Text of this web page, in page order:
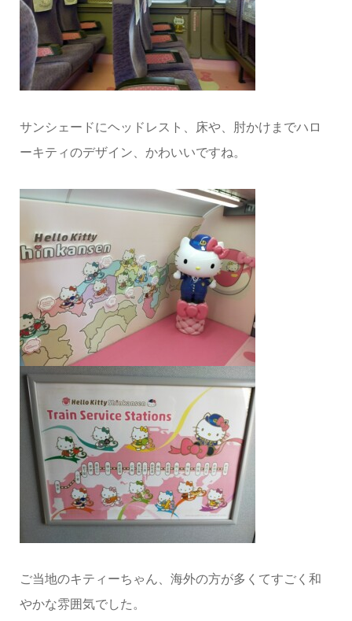
サンシェードにヘッドレスト、床や、肘かけまでハロ
ーキティのデザイン、かわいいですね。
ご当地のキティーちゃん、海外の方が多くてすごく和
やかな雰囲気でした。